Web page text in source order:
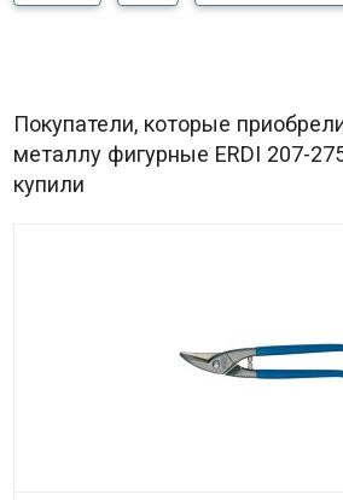
Покупатели, которые
металлу фигурные ERDI 207-
купили